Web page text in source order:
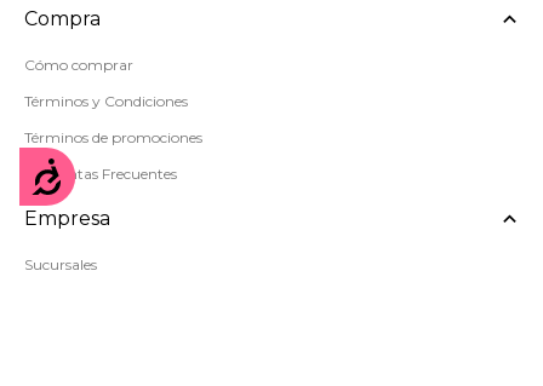
Accesibilidad
Compra
Cómo comprar
Términos y Condiciones
Términos de promociones
Preguntas Frecuentes
Empresa
Sucursales